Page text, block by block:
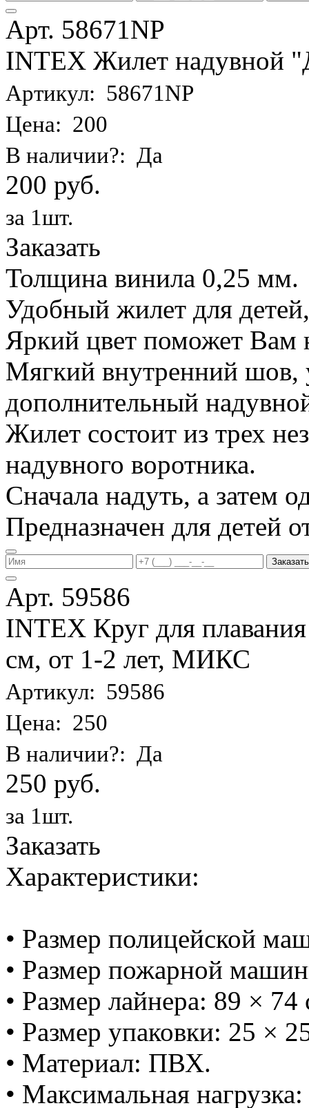
Арт. 58671NP
INTEX Жилет надувной
Артикул: 58671NP
Цена: 200
В наличии?: Да
200 руб.
за 1шт.
Заказать
Толщина винила 0,25 мм.
Удобный жилет для
Яркий цвет поможет Вам
Мягкий внутренний шов,
дополнительный
Жилет состоит из трех
надувного воротника.
Сначала надуть, а затем
Предназначен для детей
Заказать
Арт. 59586
INTEX Круг для
см, от 1-2 лет, МИКС
Артикул: 59586
Цена: 250
В наличии?: Да
250 руб.
за 1шт.
Заказать
Характеристики:
• Размер полицейской
• Размер пожарной
• Размер лайнера: 89 × 74
• Размер упаковки: 25 ×
• Материал: ПВХ.
• Максимальная нагрузка: